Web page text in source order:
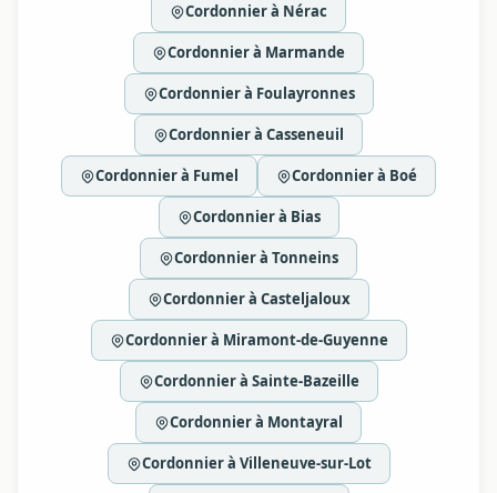
Cordonnier à Nérac
Cordonnier à Marmande
Cordonnier à Foulayronnes
Cordonnier à Casseneuil
Cordonnier à Fumel Cordonnier à Boé
Cordonnier à Bias
Cordonnier à Tonneins
Cordonnier à Casteljaloux
Cordonnier à Miramont-de-Guyenne
Cordonnier à Sainte-Bazeille
Cordonnier à Montayral
Cordonnier à Villeneuve-sur-Lot